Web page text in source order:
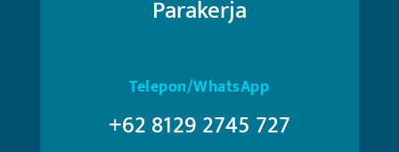
Parakerja
Telepon/WhatsApp
+62 8129 2745 727